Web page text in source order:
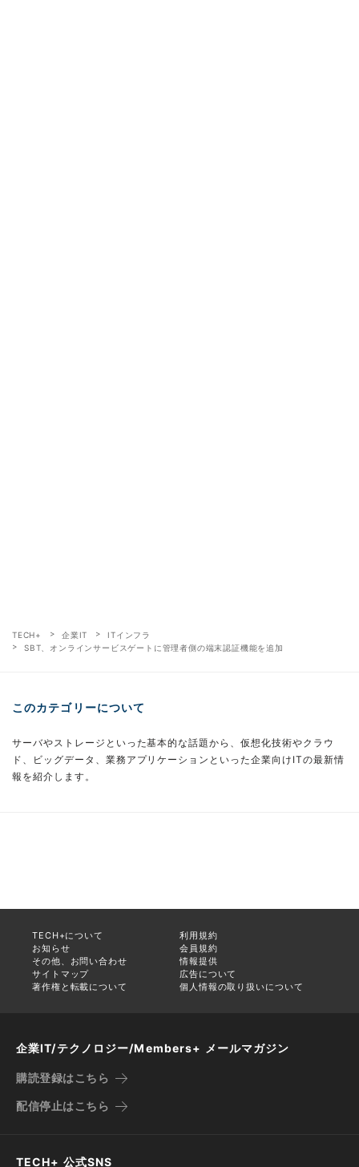
TECH+ 企業IT
ITインフラ
SBT、オンラインサービスゲートに管理者側の端末認証機能を追加
このカテゴリーについて
サーバやストレージといった基本的な話題から、仮想化技術やクラウ
ド、ビッグデータ、業務アプリケーションといった企業向けITの最新情
報を紹介します。
TECH+について
利用規約
お知らせ
会員規約
その他、お問い合わせ
情報提供
サイトマップ
広告について
著作権と転載について
個人情報の取り扱いについて
企業IT/テクノロジー/Members+ メールマガジン
購読登録はこちら
配信停止はこちら
TECH+ 公式SNS